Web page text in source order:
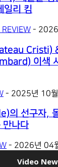
일리 킴
-
Cristi)
이색
- 2025년 10
의 선구자,
나다
- 2026년 04
Video